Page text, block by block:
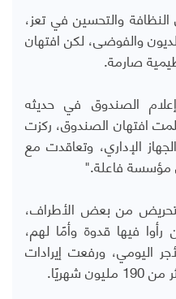
النظافة والتحسين في تعز،
والفوضى، لكن افتهان
صارمة.
الصندوق في حديثه
افتهان الصندوق، ركزت
الإداري، وتعاقدت مع
مؤسسة فاعلة."
من بعض الأطراف،
فيها قدوة وأمًا لهم،
عامل بالأجر اليومي، ورفعت إيرادات